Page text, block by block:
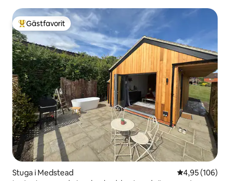
Populär gästfavorit
Gästfavorit
Stuga i Medstead 4,95 av 5 i
4,95 (106)